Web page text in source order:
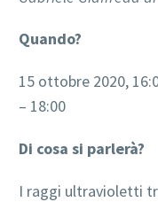
Quando?
15 ottobre 2020,
– 18:00
Di cosa si parlerà?
I raggi ultravioletti